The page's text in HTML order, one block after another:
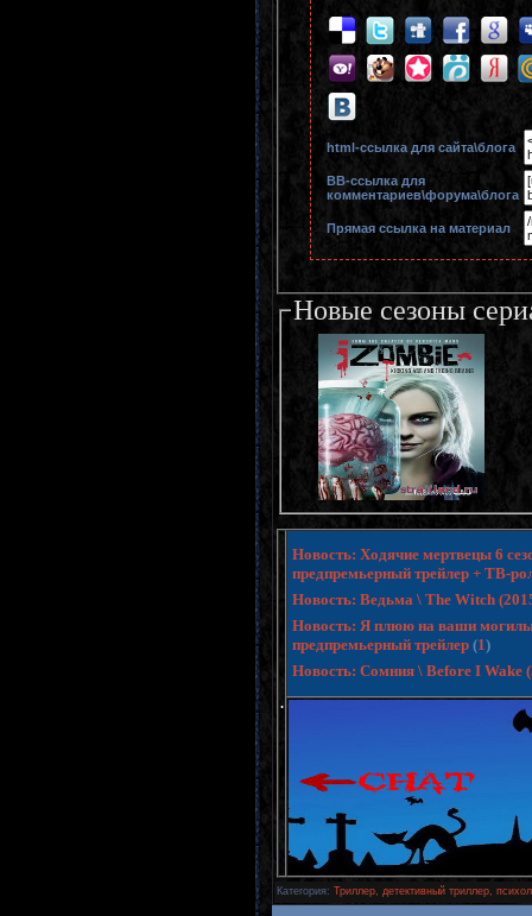
html-cсылка для сайта\блога
BB-cсылка для
комментариев\форума\блога
Прямая ссылка на материал
Новые сезоны
.
Новость: Ходячие мертвецы 6
предпремьерный трейлер + ТВ-
Новость: Ведьма \ The Witch
Новость: Я плюю на ваши
предпремьерный трейлер (1)
Новость: Сомния \ Before I Wake
Категория: Триллер, детективный триллер,